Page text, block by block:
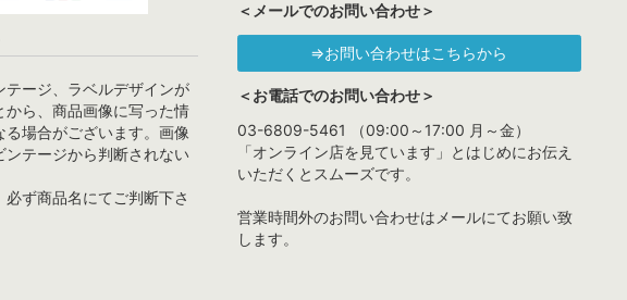
テージ、ラベルデザインが
から、商品画像に写った情
場合がございます。画像
ンテージから判断されない
ず商品名にてご判断下さ
＜メールでのお問い合わせ＞
⇒お問い合わせはこちらから
＜お電話でのお問い合わせ＞
03-6809-5461 （09:00～17:00 月～金）
「オンライン店を見ています」とはじめにお伝え
いただくとスムーズです。
営業時間外のお問い合わせはメールにてお願い致
します。